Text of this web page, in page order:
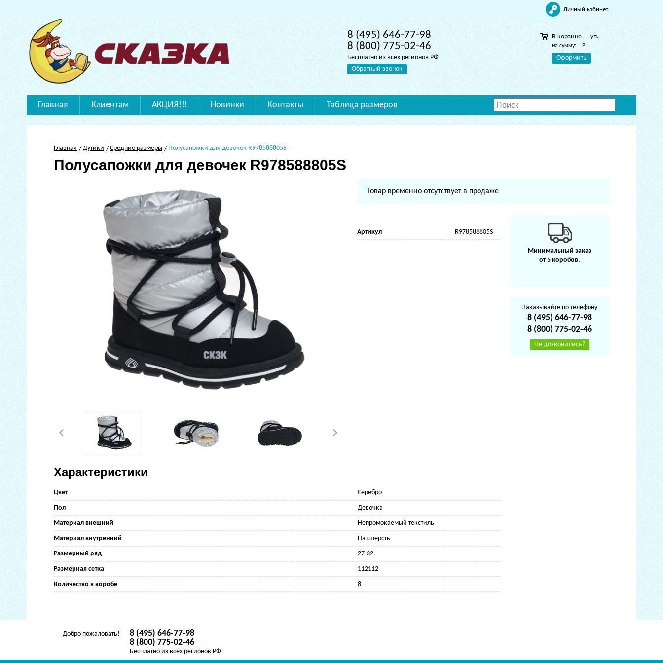
Личный кабинет
8 (495) 646-77-98
8 (800) 775-02-46
Бесплатно из всех регионов РФ
Обратный звонок
В корзине уп.
на сумму: Р
Оформить
Главная Клиентам АКЦИЯ!!! Новинки Контакты Таблица размеров
Главная Дутики Средние размеры Полусапожки для девочек R978588805S
Полусапожки для девочек R978588805S
Товар временно отсутствует в продаже
Артикул R978588805S
Характеристики
Цвет Серебро
Пол Девочка
Материал внешний Непромокаемый текстиль
Материал внутренний Нат.шерсть
Размерный ряд 27-32
Размерная сетка 112112
Количество в коробе 8
Минимальный заказ
от 5 коробов.
Заказывайте по телефону
8 (495) 646-77-98
8 (800) 775-02-46
Не дозвонились?
Добро пожаловать!
8 (495) 646-77-98
8 (800) 775-02-46
Бесплатно из всех регионов РФ